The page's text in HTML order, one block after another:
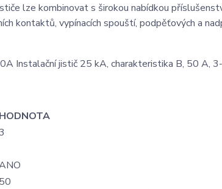
lze kombinovat s širokou nabídkou
kontaktů, vypínacích spouští, podpěťových a
HODNOTA
50